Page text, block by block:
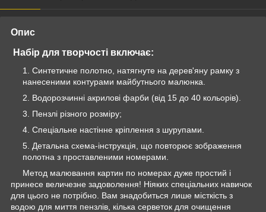
Опис
Набір для творчості включає:
Синтетичне полотно, натягнуте на дерев'яну рамку з
нанесеними контурами майбутнього малюнка.
Водорозчинні акрилові фарби (від 15 до 40 кольорів).
Пензлі різного розміру;
Спеціальне настінне кріплення з шурупами.
Детальна схема-інструкція, що повторює зображення
полотна з проставленими номерами.
Метод малювання картин по номерах дуже простий і
принесе величезне задоволення! Ніяких спеціальних навичок
для цього не потрібно. Вам знадобиться лише місткість з
водою для миття пензлів, кілька серветок для очищення